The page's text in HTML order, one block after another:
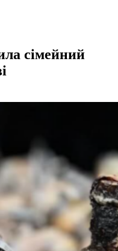
сімейний